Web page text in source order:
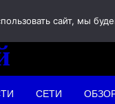
СЕТИ
сайт, мы